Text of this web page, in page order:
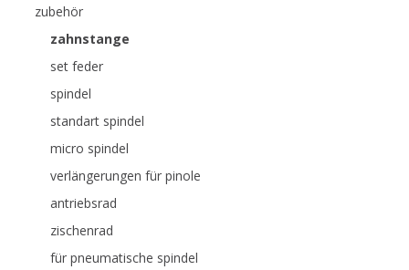
zubehör
zahnstange
set feder
spindel
standart spindel
micro spindel
verlängerungen für pinole
antriebsrad
zischenrad
für pneumatische spindel